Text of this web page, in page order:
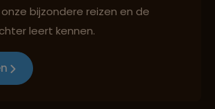
bijzondere reizen en de
leert kennen.